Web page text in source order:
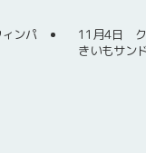
ンパ
11月4日 ク
きいもサン